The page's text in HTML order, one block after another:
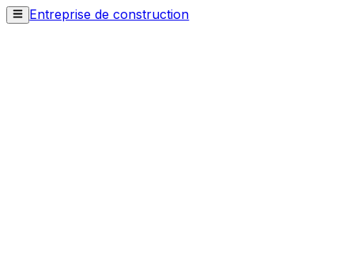
Entreprise de construction